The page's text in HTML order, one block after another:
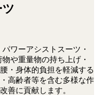
ワーアシストスーツ・
や重量物の持ち上げ・
・身体的負担を軽減する
高齢者等を含む多様な作
善に貢献します。